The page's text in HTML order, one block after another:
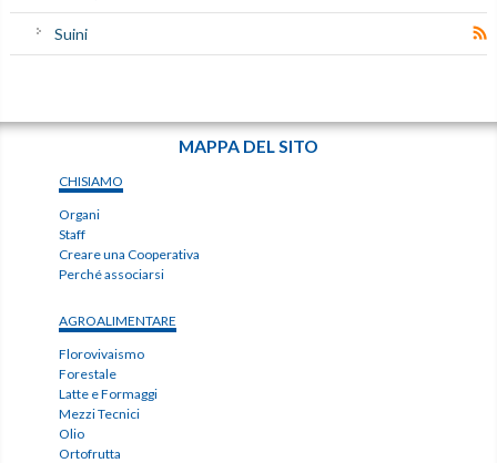
Suini
MAPPA DEL SITO
CHISIAMO
Organi
Staff
Creare una Cooperativa
Perché associarsi
AGROALIMENTARE
Florovivaismo
Forestale
Latte e Formaggi
Mezzi Tecnici
Olio
Ortofrutta